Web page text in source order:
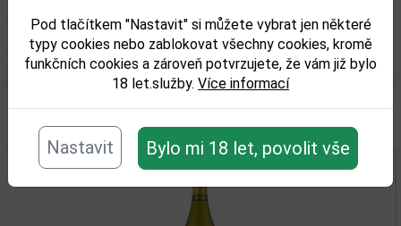
Pod tlačítkem "Nastavit" si můžete vybrat jen některé
typy cookies nebo zablokovat všechny cookies, kromě
funkčních cookies a zároveň potvrzujete, že vám již bylo
18 let.služby. Více informací
Nastavit Bylo mi 18 let, povolit vše
Objem obalu (L): 0,75
Související zboží